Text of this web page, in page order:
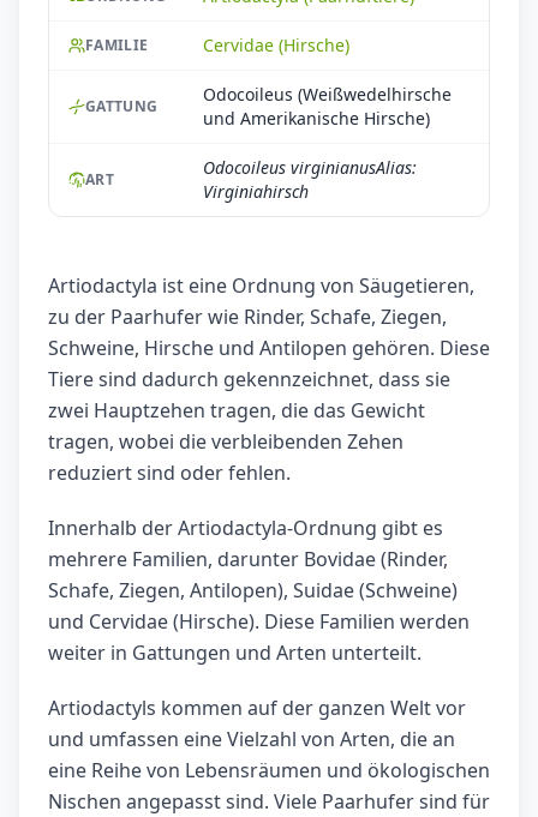
FAMILIE Cervidae (Hirsche)
GATTUNG
Odocoileus (Weißwedelhirsche
und Amerikanische Hirsche)
ART
Odocoileus virginianusAlias:
Virginiahirsch
Artiodactyla ist eine Ordnung von Säugetieren,
zu der Paarhufer wie Rinder, Schafe, Ziegen,
Schweine, Hirsche und Antilopen gehören. Diese
Tiere sind dadurch gekennzeichnet, dass sie
zwei Hauptzehen tragen, die das Gewicht
tragen, wobei die verbleibenden Zehen
reduziert sind oder fehlen.
Innerhalb der Artiodactyla-Ordnung gibt es
mehrere Familien, darunter Bovidae (Rinder,
Schafe, Ziegen, Antilopen), Suidae (Schweine)
und Cervidae (Hirsche). Diese Familien werden
weiter in Gattungen und Arten unterteilt.
Artiodactyls kommen auf der ganzen Welt vor
und umfassen eine Vielzahl von Arten, die an
eine Reihe von Lebensräumen und ökologischen
Nischen angepasst sind. Viele Paarhufer sind für